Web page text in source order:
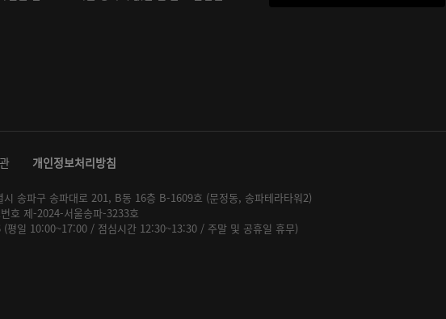
개인정보처리방침
송파구 송파대로 201, B동 16층 B-1609호 (문정동, 송파테라타워2)
호 제-2024-서울송파-3233호
일 10:00~17:00 / 점심시간 12:30~13:30 / 주말 및 공휴일 휴무)